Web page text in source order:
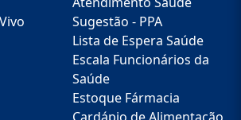
26/08/2025
BAIXAR
26/08/2025
BAIXAR
26/08/2025
BAIXAR
Publicação no Diário
26/08/2025
BAIXAR
26/08/2025
BAIXAR
Declaração
26/08/2025
BAIXAR
Publicação no Diário 1
26/08/2025
BAIXAR
Sugestão - PPA
Lista de Espera Saúde
Escala Funcionários da
Saúde
Estoque Fármacia